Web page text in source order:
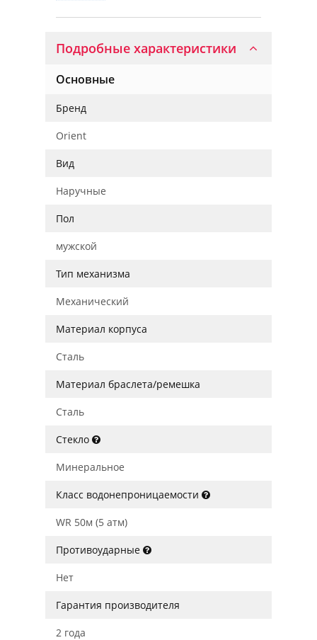
Подробные характеристики
Основные
Бренд
Orient
Вид
Наручные
Пол
мужской
Тип механизма
Механический
Материал корпуса
Сталь
Материал браслета/ремешка
Сталь
Стекло
Минеральное
Класс водонепроницаемости
WR 50м (5 атм)
Противоударные
Нет
Гарантия производителя
2 года